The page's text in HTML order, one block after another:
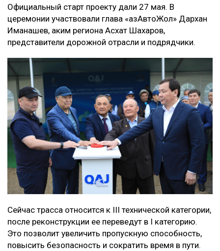
Официальный старт проекту дали 27 мая. В
церемонии участвовали глава «ҚазАвтоЖол» Дархан
Иманашев, аким региона Асхат Шахаров,
представители дорожной отрасли и подрядчики.
Сейчас трасса относится к III технической категории,
после реконструкции ее переведут в I категорию.
Это позволит увеличить пропускную способность,
повысить безопасность и сократить время в пути.